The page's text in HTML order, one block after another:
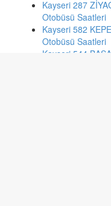
Kayseri 287
Otobüsü Saatleri
Kayseri 582
Otobüsü Saatleri
Kayseri 544